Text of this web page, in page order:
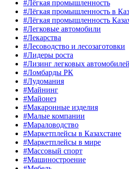
#Лёгкая промышленность
#Лёгкая промышленность в
#Лёгкая промышленность
#Легковые автомобили
#Лекарства
#Лесоводство и лесозаготовки
#Лидеры роста
#Лизинг легковых автомобилей
#Ломбарды РК
#Лудомания
#Майнинг
#Майонез
#Макаронные изделия
#Малые компании
#Мараловодство
#Маркетплейсы в Казахстане
#Маркетплейсы в мире
#Массовый спорт
#Машиностроение